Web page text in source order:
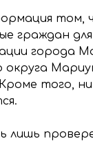
граждан
города
того,
лишь